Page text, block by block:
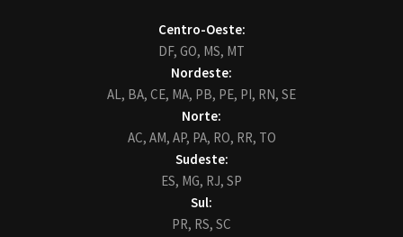
Centro-Oeste:
DF, GO, MS, MT
Nordeste:
AL, BA, CE, MA, PB, PE, PI, RN, SE
Norte:
AC, AM, AP, PA, RO, RR, TO
Sudeste:
ES, MG, RJ, SP
Sul:
PR, RS, SC